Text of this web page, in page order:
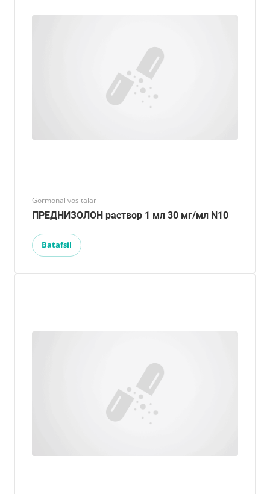
Gormonal vositalar
ПРЕДНИЗОЛОН раствор 1 мл 30 мг/мл N10
Batafsil